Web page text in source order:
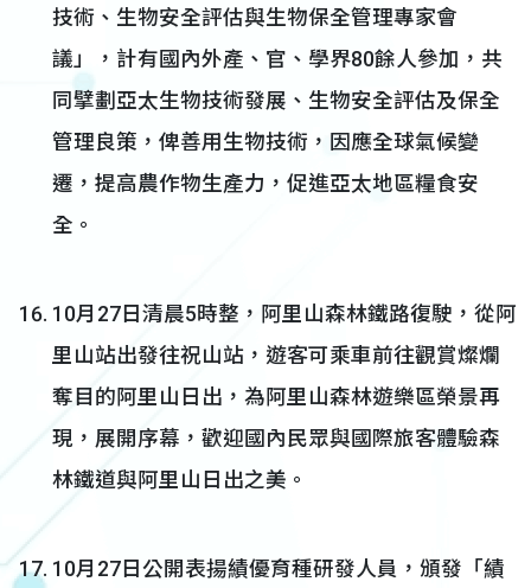
技術、生物安全評估與生物保全管理專家會
議」，計有國內外產、官、學界80餘人參加，共
同擘劃亞太生物技術發展、生物安全評估及保全
管理良策，俾善用生物技術，因應全球氣候變
遷，提高農作物生產力，促進亞太地區糧食安
全。
10月27日清晨5時整，阿里山森林鐵路復駛，從阿
里山站出發往祝山站，遊客可乘車前往觀賞燦爛
奪目的阿里山日出，為阿里山森林遊樂區榮景再
現，展開序幕，歡迎國內民眾與國際旅客體驗森
林鐵道與阿里山日出之美。
10月27日公開表揚績優育種研發人員，頒發「績